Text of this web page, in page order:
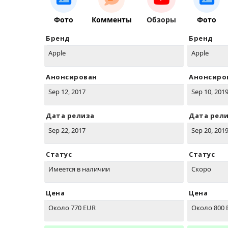
Фото Комменты Обзоры
Бренд
Apple
Анонсирован
Sep 12, 2017
Дата релиза
Sep 22, 2017
Статус
Имеется в наличии
Цена
Около 770 EUR
Фото
Бренд
Apple
Sep 10, 2019
Дата
Sep 20, 2019
Статус
Скоро
Цена
Около 800